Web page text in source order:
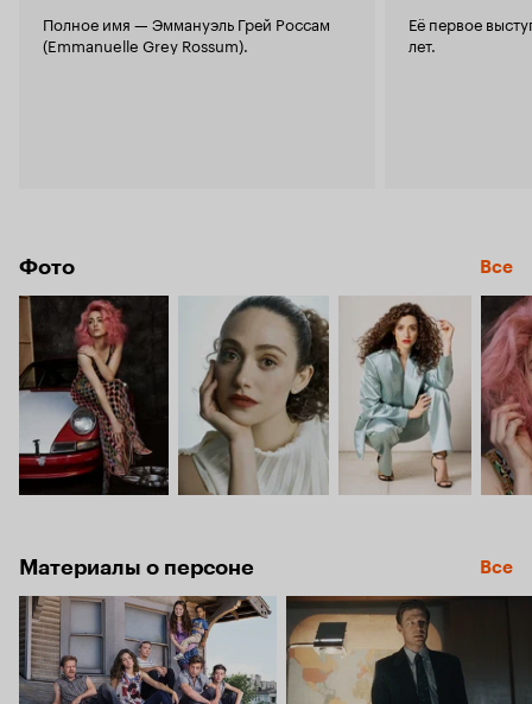
Полное имя — Эммануэль Грей Россам
(Emmanuelle Grey Rossum).
Её первое
лет.
Фото Все
Материалы о персоне Все